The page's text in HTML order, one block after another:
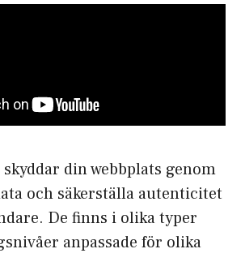
din webbplats genom
och säkerställa autenticitet
De finns i olika typer
anpassade för olika